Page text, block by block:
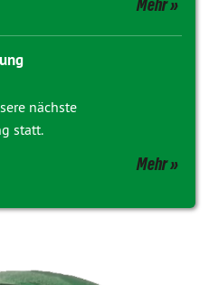
Mehr
nächste
statt.
Mehr